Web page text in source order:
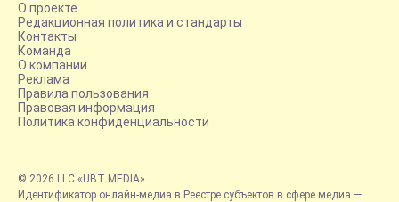
О проекте
Редакционная политика и стандарты
Контакты
Команда
О компании
Реклама
Правила пользования
Правовая информация
Политика конфиденциальности
© 2026 LLC «UBT MEDIA»
Идентификатор онлайн-медиа в Реестре субъектов в сфере медиа —